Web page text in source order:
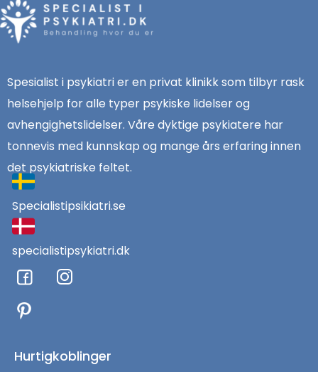
Spesialist i psykiatri er en privat klinikk som tilbyr rask
helsehjelp for alle typer psykiske lidelser og
avhengighetslidelser. Våre dyktige psykiatere har
tonnevis med kunnskap og mange års erfaring innen
det psykiatriske feltet.
Specialistipsikiatri.se
specialistipsykiatri.dk
F
a
c
e
o
I
n
g
Hurtigkoblinger